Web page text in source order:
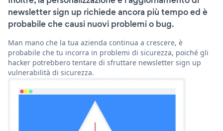
newsletter sign up richiede ancora più tempo ed è
probabile che causi nuovi problemi o bug.
Man mano che la tua azienda continua a crescere, è
probabile che tu incorra in problemi di sicurezza, poiché gli
hacker potrebbero tentare di sfruttare newsletter sign up
vulnerabilità di sicurezza.